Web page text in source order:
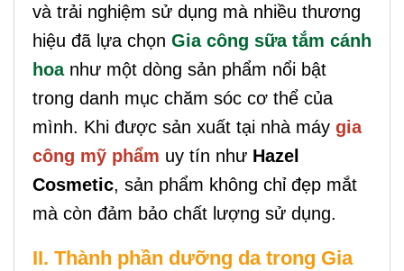
và trải nghiệm sử dụng mà nhiều thương
hiệu đã lựa chọn Gia công sữa tắm cánh
hoanhư một dòng sản phẩm nổi bật
trong danh mục chăm sóc cơ thể của
mình. Khi được sản xuất tại nhà máy gia
công mỹ phẩm uy tín như Hazel
Cosmetic, sản phẩm không chỉ đẹp mắt
mà còn đảm bảo chất lượng sử dụng.
II. Thành phần dưỡng da trong Gia